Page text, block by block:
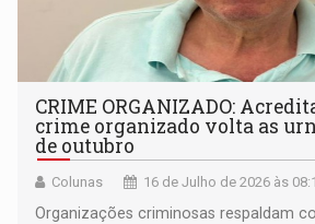
CRIME ORGANIZADO:
crime organizado volta as
de outubro
Colunas 16 de Julho de 2026 às
Organizações criminosas respaldam